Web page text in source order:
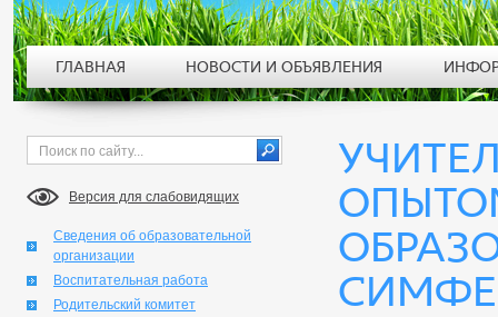
Версия для слабовидящих
Сведения об образовательной
организации
Воспитательная работа
Родительский комитет
ГЛАВНАЯ НОВОСТИ И ОБЪЯВЛЕНИЯ